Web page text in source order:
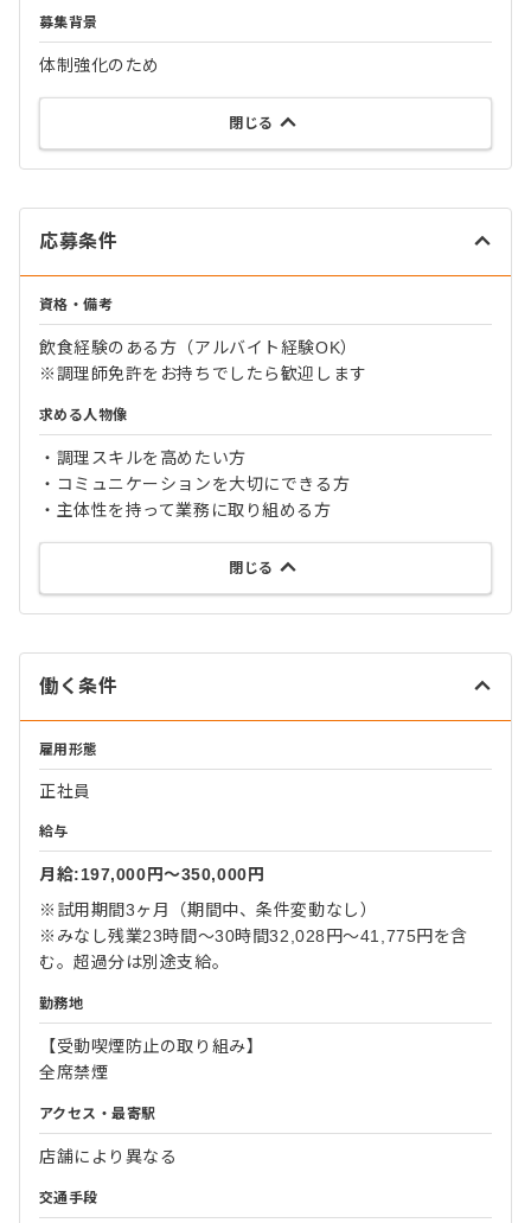
募集背景
体制強化のため
閉じる
応募条件
資格・備考
飲食経験のある方（アルバイト経験OK）
※調理師免許をお持ちでしたら歓迎します
求める人物像
・調理スキルを高めたい方
・コミュニケーションを大切にできる方
・主体性を持って業務に取り組める方
閉じる
働く条件
雇用形態
正社員
給与
月給:197,000円〜350,000円
※試用期間3ヶ月（期間中、条件変動なし）
※みなし残業23時間～30時間32,028円～41,775円を含
む。超過分は別途支給。
勤務地
【受動喫煙防止の取り組み】
全席禁煙
アクセス・最寄駅
店舗により異なる
交通手段